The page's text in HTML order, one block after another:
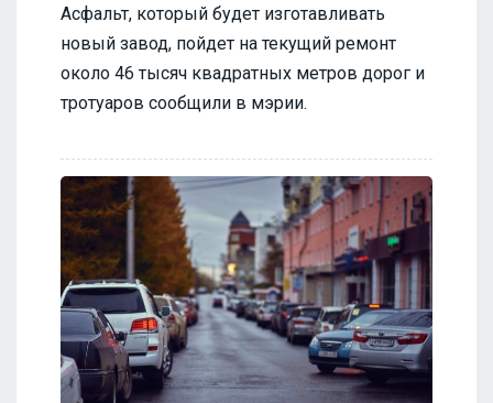
Асфальт, который будет изготавливать
новый завод, пойдет на текущий ремонт
около 46 тысяч квадратных метров дорог и
тротуаров сообщили в мэрии.